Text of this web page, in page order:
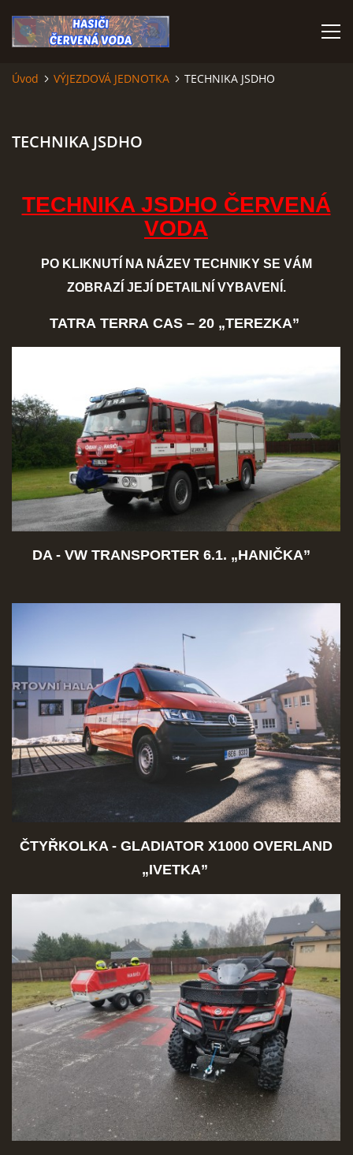
VÝJEZDOVÁ JEDNOTKA
MLADÍ HASIČI
SBĚR VYSLOUŽILÉHO ELEKTROZAŘÍZENÍ
RADY V NOUZI, DŮLEŽITÉ TEL. ČÍSLA
Čeština English Deutsch
© 2026 eStránky.cz
Úvod VÝJEZDOVÁ JEDNOTKA TECHNIKA JSDHO
TECHNIKA JSDHO
TECHNIKA JSDHO ČERVENÁ
VODA
PO KLIKNUTÍ NA NÁZEV TECHNIKY SE VÁM
ZOBRAZÍ JEJÍ DETAILNÍ VYBAVENÍ.
TATRA TERRA CAS – 20 „TEREZKA”
DA - VW TRANSPORTER 6.1. „HANIČKA”
ČTYŘKOLKA - GLADIATOR X1000 OVERLAND
„IVETKA”